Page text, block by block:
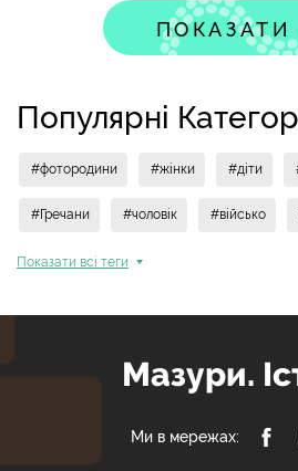
Популярні
#фотородини #жінки #діти
#Гречани #чоловік #військо
Показати всi теги
Мазури.
Ми в мережах: